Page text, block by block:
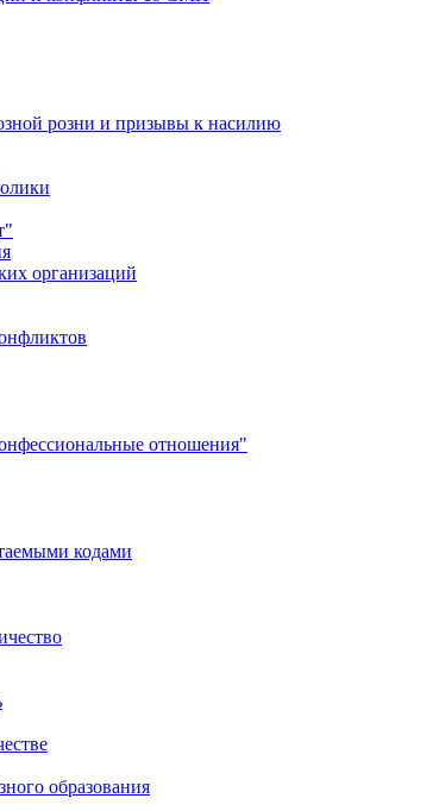
розни и призывы к насилию
организаций
отношения"
кодами
образования